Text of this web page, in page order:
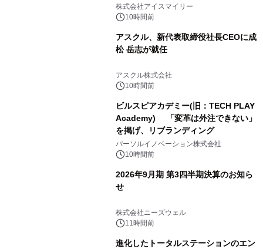
比較―自社に合う生成AIの選び方がわ
かる実践ガイド
株式会社アイスマイリー
10時間前
アスクル、新代表取締役社長CEOに成
松 岳志が就任
アスクル株式会社
10時間前
ビルスピアカデミー(旧：TECH PLAY
Academy) 「変革は外注できない」
を掲げ、リブランディング
パーソルイノベーション株式会社
10時間前
2026年9月期 第3四半期決算のお知ら
せ
株式会社ニーズウェル
11時間前
進化したトータルステーションのエン